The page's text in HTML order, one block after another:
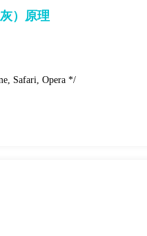
）原理
Safari, Opera */